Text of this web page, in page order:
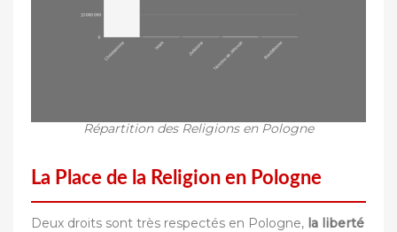
Répartition des Religions en Pologne
La Place de la Religion en Pologne
Deux droits sont très respectés en Pologne, la liberté